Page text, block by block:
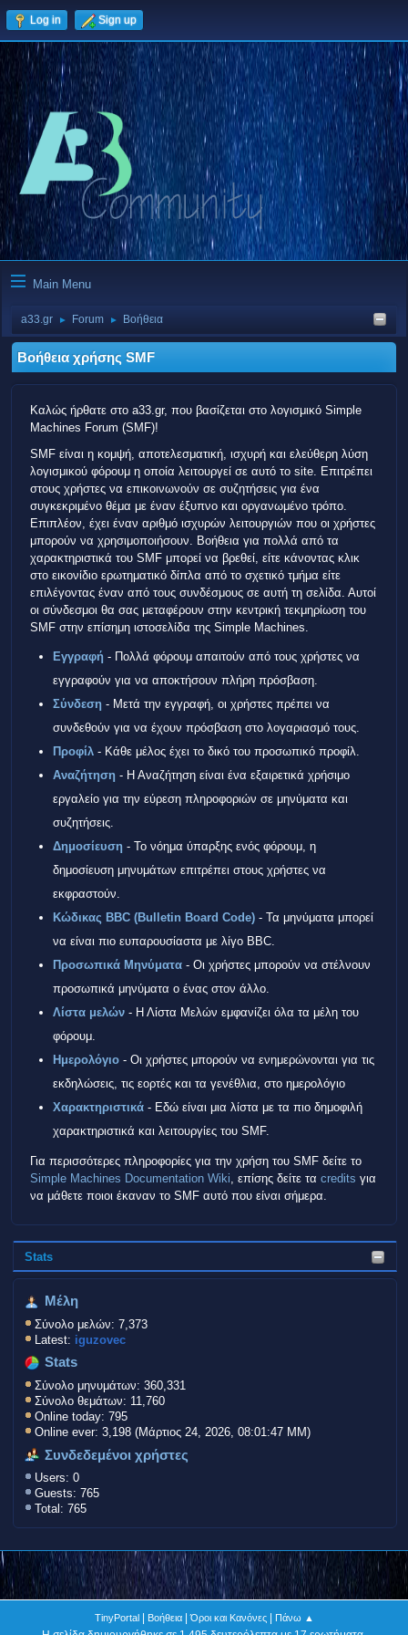
Log in Sign up
Main Menu
a33.gr ► Forum ► Βοήθεια
Stats
Μέλη
Σύνολο μελών: 7,373
Latest: iguzovec
Stats
Σύνολο μηνυμάτων: 360,331
Σύνολο θεμάτων: 11,760
Online today: 795
Online ever: 3,198 (Μάρτιος 24, 2026, 08:01:47 ΜΜ)
Συνδεδεμένοι χρήστες
Users: 0
Guests: 765
Total: 765
Βοήθεια χρήσης SMF
Καλώς ήρθατε στο a33.gr, που βασίζεται στο λογισμικό Simple
Machines Forum (SMF)!
SMF είναι η κομψή, αποτελεσματική, ισχυρή και ελεύθερη λύση
λογισμικού φόρουμ η οποία λειτουργεί σε αυτό το site. Επιτρέπει
στους χρήστες να επικοινωνούν σε συζητήσεις για ένα
συγκεκριμένο θέμα με έναν έξυπνο και οργανωμένο τρόπο.
Επιπλέον, έχει έναν αριθμό ισχυρών λειτουργιών που οι χρήστες
μπορούν να χρησιμοποιήσουν. Βοήθεια για πολλά από τα
χαρακτηριστικά του SMF μπορεί να βρεθεί, είτε κάνοντας κλικ
στο εικονίδιο ερωτηματικό δίπλα από το σχετικό τμήμα είτε
επιλέγοντας έναν από τους συνδέσμους σε αυτή τη σελίδα. Αυτοί
οι σύνδεσμοι θα σας μεταφέρουν στην κεντρική τεκμηρίωση του
SMF στην επίσημη ιστοσελίδα της Simple Machines.
Εγγραφή - Πολλά φόρουμ απαιτούν από τους χρήστες να
εγγραφούν για να αποκτήσουν πλήρη πρόσβαση.
Σύνδεση - Μετά την εγγραφή, οι χρήστες πρέπει να
συνδεθούν για να έχουν πρόσβαση στο λογαριασμό τους.
Προφίλ - Κάθε μέλος έχει το δικό του προσωπικό προφίλ.
Αναζήτηση - Η Αναζήτηση είναι ένα εξαιρετικά χρήσιμο
εργαλείο για την εύρεση πληροφοριών σε μηνύματα και
συζητήσεις.
Δημοσίευση - Το νόημα ύπαρξης ενός φόρουμ, η
δημοσίευση μηνυμάτων επιτρέπει στους χρήστες να
εκφραστούν.
Κώδικας BBC (Bulletin Board Code) - Τα μηνύματα μπορεί
να είναι πιο ευπαρουσίαστα με λίγο BBC.
Προσωπικά Μηνύματα - Οι χρήστες μπορούν να στέλνουν
προσωπικά μηνύματα ο ένας στον άλλο.
Λίστα μελών - Η Λίστα Μελών εμφανίζει όλα τα μέλη του
φόρουμ.
Ημερολόγιο - Οι χρήστες μπορούν να ενημερώνονται για τις
εκδηλώσεις, τις εορτές και τα γενέθλια, στο ημερολόγιο
Χαρακτηριστικά - Εδώ είναι μια λίστα με τα πιο δημοφιλή
χαρακτηριστικά και λειτουργίες του SMF.
Για περισσότερες πληροφορίες για την χρήση του SMF δείτε το
Simple Machines Documentation Wiki, επίσης δείτε τα credits για
να μάθετε ποιοι έκαναν το SMF αυτό που είναι σήμερα.
TinyPortal| Βοήθεια|Όροι και Κανόνες| Πάνω ▲